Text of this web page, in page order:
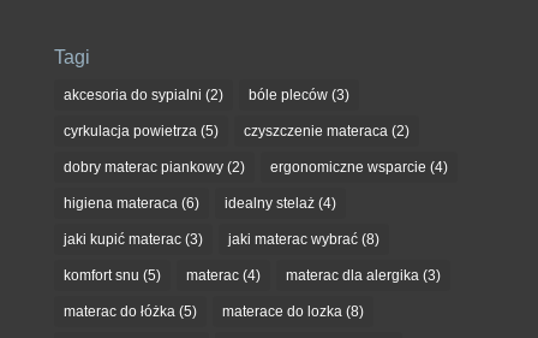
Tagi
akcesoria do sypialni (2) bóle pleców(3)
cyrkulacja powietrza(5) czyszczenie materaca(2)
dobry materac piankowy(2) ergonomiczne wsparcie (4)
higiena materaca(6) idealny stelaż(4)
jaki kupić materac(3) jaki materac wybrać(8)
komfort snu (5) materac(4) materac dla alergika(3)
materac do łóżka(5) materace do lozka(8)